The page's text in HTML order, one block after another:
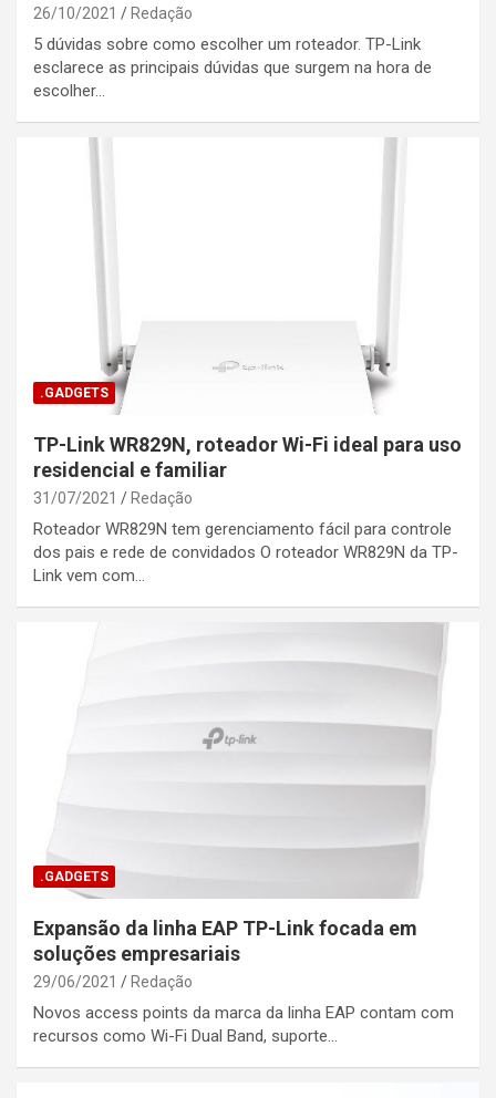
26/10/2021 Redação
5 dúvidas sobre como escolher um roteador. TP-Link
esclarece as principais dúvidas que surgem na hora de
escolher…
.GADGETS
TP-Link WR829N, roteador Wi-Fi ideal para uso
residencial e familiar
31/07/2021 Redação
Roteador WR829N tem gerenciamento fácil para controle
dos pais e rede de convidados O roteador WR829N da TP-
Link vem com…
.GADGETS
Expansão da linha EAP TP-Link focada em
soluções empresariais
29/06/2021 Redação
Novos access points da marca da linha EAP contam com
recursos como Wi-Fi Dual Band, suporte…